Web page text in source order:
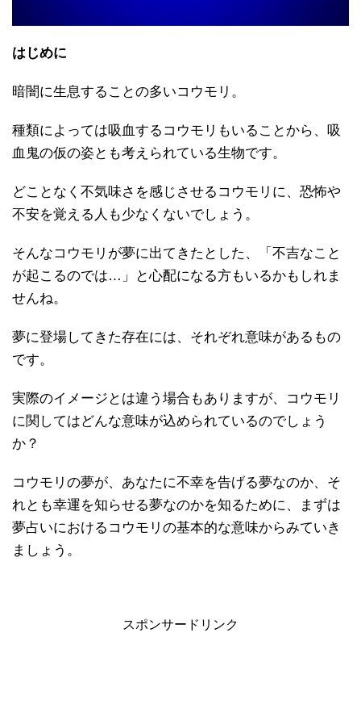
はじめに
暗闇に生息することの多いコウモリ。
種類によっては吸血するコウモリもいることから、吸
血鬼の仮の姿とも考えられている生物です。
どことなく不気味さを感じさせるコウモリに、恐怖や
不安を覚える人も少なくないでしょう。
そんなコウモリが夢に出てきたとした、「不吉なこと
が起こるのでは…」と心配になる方もいるかもしれま
せんね。
夢に登場してきた存在には、それぞれ意味があるもの
です。
実際のイメージとは違う場合もありますが、コウモリ
に関してはどんな意味が込められているのでしょう
か？
コウモリの夢が、あなたに不幸を告げる夢なのか、そ
れとも幸運を知らせる夢なのかを知るために、まずは
夢占いにおけるコウモリの基本的な意味からみていき
ましょう。
スポンサードリンク